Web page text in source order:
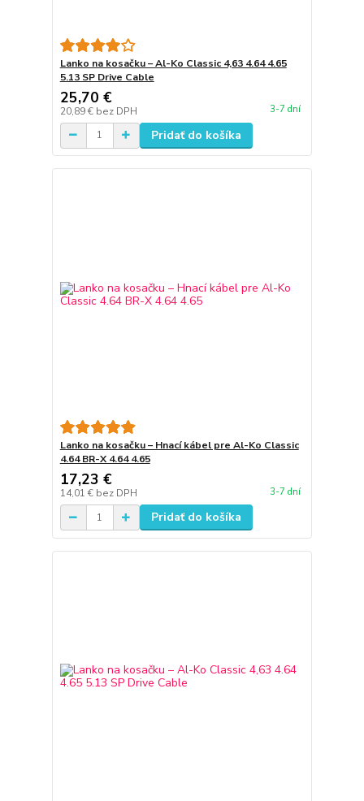
Lanko na kosačku – Al-Ko Classic 4,63 4.64 4.65
5.13 SP Drive Cable
25,70 €
20,89 € bez DPH 3-7 dní
Pridať do košíka
Lanko na kosačku – Hnací kábel pre Al-Ko Classic
4.64 BR-X 4.64 4.65
17,23 €
14,01 € bez DPH 3-7 dní
Pridať do košíka